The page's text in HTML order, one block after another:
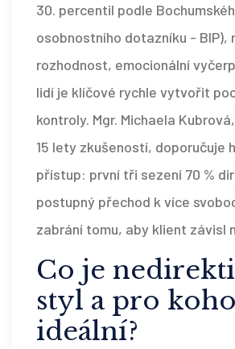
30. percentil podle
osobnostního dotazníku - BIP),
rozhodnost, emocionální
lidí je klíčové rychle vytvořit
kontroly. Mgr. Michaela
15 lety zkušeností, doporučuje
přístup: první tři sezení 70 %
postupný přechod k více
zabrání tomu, aby klient závisl
Co je
styl a pro
ideální?